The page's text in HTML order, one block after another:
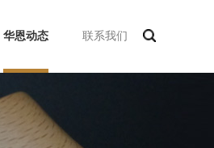
华恩动态 联系我们